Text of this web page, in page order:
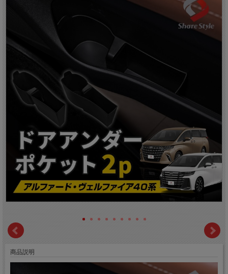
商品説明